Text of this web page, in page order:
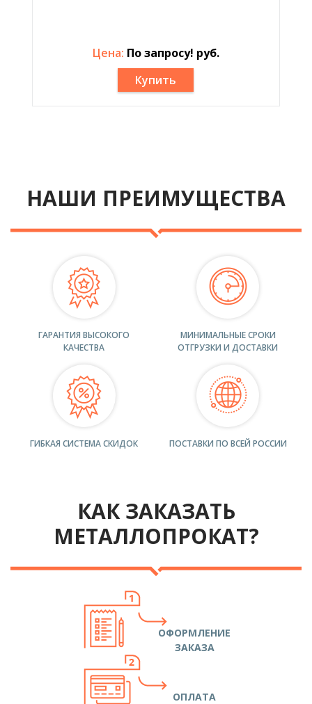
Цена: По запросу! руб.
Купить
НАШИ ПРЕИМУЩЕСТВА
ГАРАНТИЯ ВЫСОКОГО
КАЧЕСТВА
МИНИМАЛЬНЫЕ СРОКИ
ОТГРУЗКИ И ДОСТАВКИ
ГИБКАЯ СИСТЕМА СКИДОК ПОСТАВКИ ПО ВСЕЙ РОССИИ
КАК ЗАКАЗАТЬ
МЕТАЛЛОПРОКАТ?
ОФОРМЛЕНИЕ
ЗАКАЗА
ОПЛАТА